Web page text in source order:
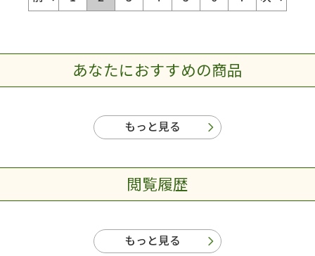
あなたにおすすめの商品
もっと見る
閲覧履歴
もっと見る